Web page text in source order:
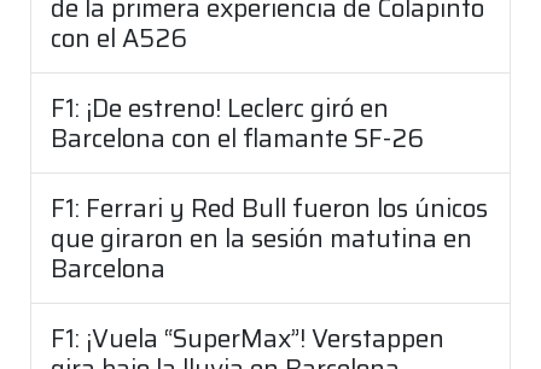
con el A526
F1: ¡De estreno! Leclerc giró en
Barcelona con el flamante SF-26
F1: Ferrari y Red Bull fueron los únicos
que giraron en la sesión matutina en
Barcelona
F1: ¡Vuela “SuperMax”! Verstappen